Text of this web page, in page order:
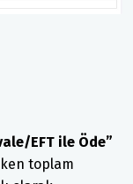
EFT ile Öde”
toplam